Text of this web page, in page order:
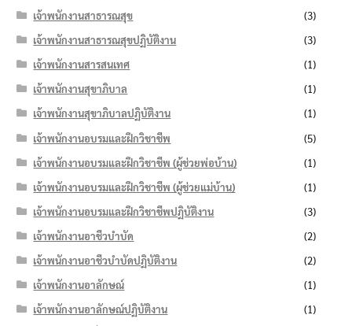
เจ้าพนักงานสาธารณสุข
(3)
เจ้าพนักงานสาธารณสุขปฏิบัติงาน
(3)
เจ้าพนักงานสารสนเทศ
(1)
เจ้าพนักงานสุขาภิบาล
(1)
เจ้าพนักงานสุขาภิบาลปฏิบัติงาน
(1)
เจ้าพนักงานอบรมและฝึกวิชาชีพ
(5)
เจ้าพนักงานอบรมและฝึกวิชาชีพ (ผู้ช่วยพ่อบ้าน)
(1)
เจ้าพนักงานอบรมและฝึกวิชาชีพ (ผู้ช่วยแม่บ้าน)
(1)
เจ้าพนักงานอบรมและฝึกวิชาชีพปฏิบัติงาน
(3)
เจ้าพนักงานอาชีวบำบัด
(2)
เจ้าพนักงานอาชีวบำบัดปฏิบัติงาน
(2)
เจ้าพนักงานอาลักษณ์
(1)
เจ้าพนักงานอาลักษณ์ปฏิบัติงาน
(1)